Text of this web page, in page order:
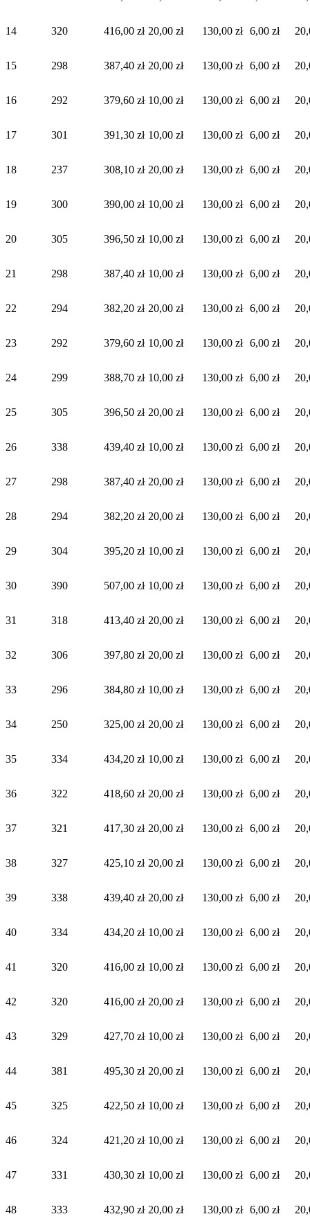
14 320 416,00 zł 20,00 zł 130,00 zł 6,00 zł
15 298 387,40 zł 20,00 zł 130,00 zł 6,00 zł
16 292 379,60 zł 10,00 zł 130,00 zł 6,00 zł
17 301 391,30 zł 10,00 zł 130,00 zł 6,00 zł
18 237 308,10 zł 20,00 zł 130,00 zł 6,00 zł
19 300 390,00 zł 10,00 zł 130,00 zł 6,00 zł
20 305 396,50 zł 10,00 zł 130,00 zł 6,00 zł
21 298 387,40 zł 10,00 zł 130,00 zł 6,00 zł
22 294 382,20 zł 20,00 zł 130,00 zł 6,00 zł
23 292 379,60 zł 10,00 zł 130,00 zł 6,00 zł
24 299 388,70 zł 10,00 zł 130,00 zł 6,00 zł
25 305 396,50 zł 20,00 zł 130,00 zł 6,00 zł
26 338 439,40 zł 10,00 zł 130,00 zł 6,00 zł
27 298 387,40 zł 20,00 zł 130,00 zł 6,00 zł
28 294 382,20 zł 20,00 zł 130,00 zł 6,00 zł
29 304 395,20 zł 10,00 zł 130,00 zł 6,00 zł
30 390 507,00 zł 10,00 zł 130,00 zł 6,00 zł
31 318 413,40 zł 20,00 zł 130,00 zł 6,00 zł
32 306 397,80 zł 20,00 zł 130,00 zł 6,00 zł
33 296 384,80 zł 10,00 zł 130,00 zł 6,00 zł
34 250 325,00 zł 20,00 zł 130,00 zł 6,00 zł
35 334 434,20 zł 10,00 zł 130,00 zł 6,00 zł
36 322 418,60 zł 20,00 zł 130,00 zł 6,00 zł
37 321 417,30 zł 20,00 zł 130,00 zł 6,00 zł
38 327 425,10 zł 20,00 zł 130,00 zł 6,00 zł
39 338 439,40 zł 20,00 zł 130,00 zł 6,00 zł
40 334 434,20 zł 10,00 zł 130,00 zł 6,00 zł
41 320 416,00 zł 10,00 zł 130,00 zł 6,00 zł
42 320 416,00 zł 20,00 zł 130,00 zł 6,00 zł
43 329 427,70 zł 10,00 zł 130,00 zł 6,00 zł
44 381 495,30 zł 20,00 zł 130,00 zł 6,00 zł
45 325 422,50 zł 10,00 zł 130,00 zł 6,00 zł
46 324 421,20 zł 10,00 zł 130,00 zł 6,00 zł
47 331 430,30 zł 10,00 zł 130,00 zł 6,00 zł
48 333 432,90 zł 20,00 zł 130,00 zł 6,00 zł